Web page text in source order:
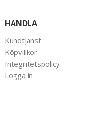
HANDLA
Kundtjänst
Köpvillkor
Integritetspolicy
Logga in